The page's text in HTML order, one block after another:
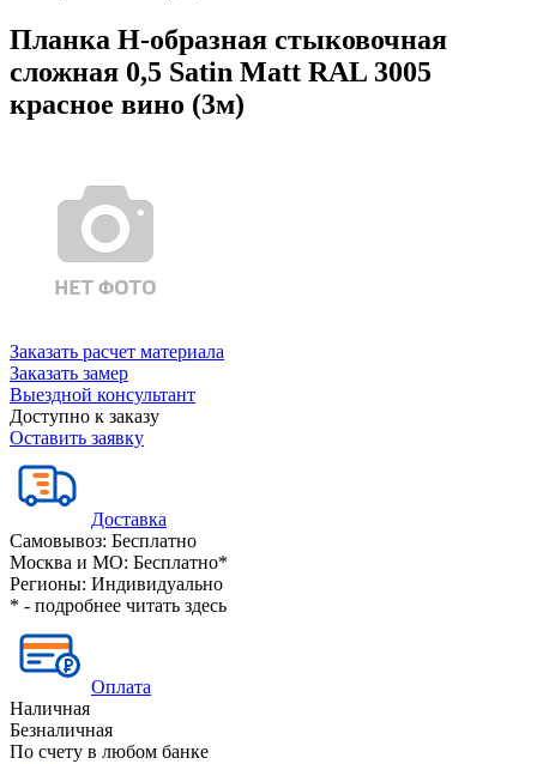
Планка Н-образная стыковочная
сложная 0,5 Satin Matt RAL 3005
красное вино (3м)
Заказать расчет материала
Заказать замер
Выездной консультант
Доступно к заказу
Оставить заявку
Доставка
Самовывоз: Бесплатно
Москва и МО: Бесплатно*
Регионы: Индивидуально
* - подробнее читать здесь
Оплата
Наличная
Безналичная
По счету в любом банке